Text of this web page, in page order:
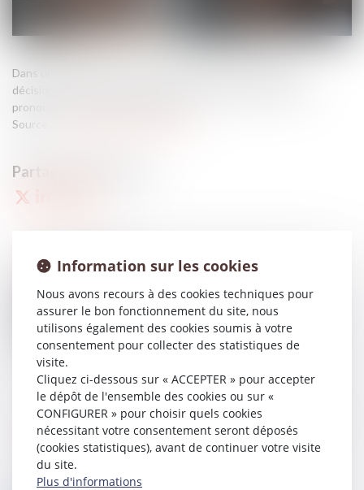
Source :
Dans une société, tout associé a le droit de participer aux
décisions collectives et de voter, même lorsqu’il s’agit de se
prononcer sur sa propre exclusion...
Pactes d'actionnaires : quel impact de la réforme de
la déductibilité des charges financières ?
17JANV.
La loi Pacte durcit la délivrance des brevets français,
Brevets et marques
17 JANV.
Information sur les cookies
Nous avons recours à des cookies techniques pour
assurer le bon fonctionnement du site, nous
utilisons également des cookies soumis à votre
consentement pour collecter des statistiques de
visite.
Cliquez ci-dessous sur « ACCEPTER » pour accepter
le dépôt de l'ensemble des cookies ou sur «
CONFIGURER » pour choisir quels cookies
nécessitant votre consentement seront déposés
(cookies statistiques), avant de continuer votre visite
du site.
Plus d'informations